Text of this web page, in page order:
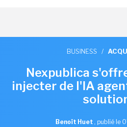
BUSINESS /
Nexpublica
injecter de l'IA
Benoît Huet , publié le